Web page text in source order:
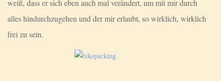
weiß, dass er sich eben auch mal verändert, um mit mir durch
alles hindurchzugehen und der mir erlaubt, so wirklich, wirklich
frei zu sein.